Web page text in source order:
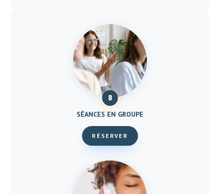
8
SÉANCES EN GROUPE
RÉSERVER